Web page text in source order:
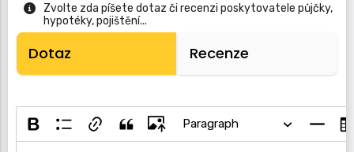
Zvolte zda píšete dotaz či recenzi poskytovatele půjčky,
hypotéky, pojištění...
Dotaz Recenze
Paragraph